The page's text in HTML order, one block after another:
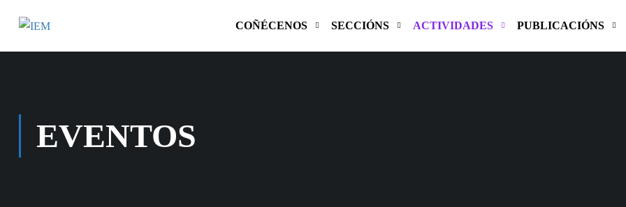
COÑÉCENOS SECCIÓNS ACTIVIDADES PUBLICACIÓNS
EVENTOS